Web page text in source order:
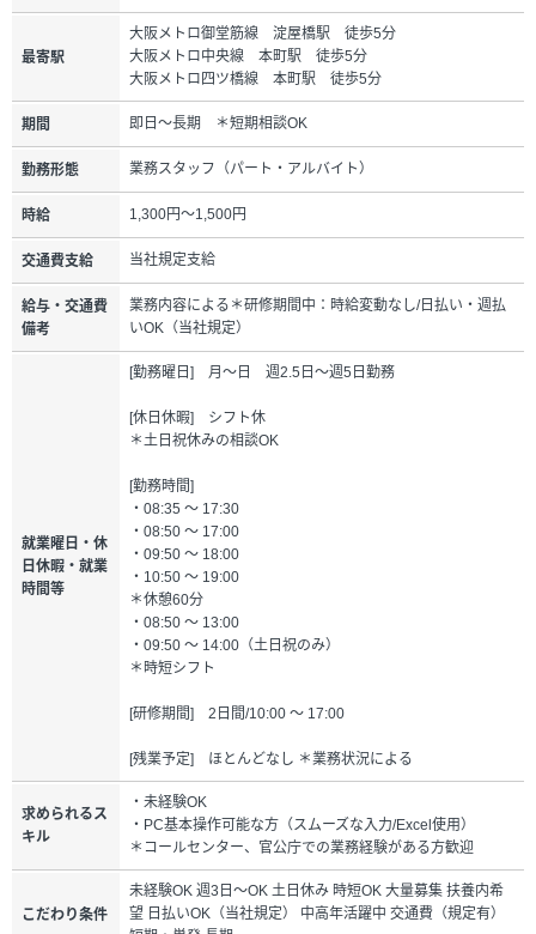
最寄駅
大阪メトロ御堂筋線 淀屋橋駅 徒歩5分
大阪メトロ中央線 本町駅 徒歩5分
大阪メトロ四ツ橋線 本町駅 徒歩5分
期間 即日～長期 ＊短期相談OK
勤務形態 業務スタッフ（パート・アルバイト）
時給 1,300円～1,500円
交通費支給 当社規定支給
給与・交通費
備考
業務内容による＊研修期間中：時給変動なし/日払い・週払
いOK（当社規定）
就業曜日・休
日休暇・就業
時間等
[勤務曜日] 月～日 週2.5日～週5日勤務
[休日休暇] シフト休
＊土日祝休みの相談OK
[勤務時間]
・08:35 ～ 17:30
・08:50 ～ 17:00
・09:50 ～ 18:00
・10:50 ～ 19:00
＊休憩60分
・08:50 ～ 13:00
・09:50 ～ 14:00（土日祝のみ）
＊時短シフト
[研修期間] 2日間/10:00 ～ 17:00
[残業予定] ほとんどなし ＊業務状況による
求められるス
キル
・未経験OK
・PC基本操作可能な方（スムーズな入力/Excel使用）
＊コールセンター、官公庁での業務経験がある方歓迎
こだわり条件
未経験OK 週3日～OK 土日休み 時短OK 大量募集 扶養内希
望 日払いOK（当社規定） 中高年活躍中 交通費（規定有）